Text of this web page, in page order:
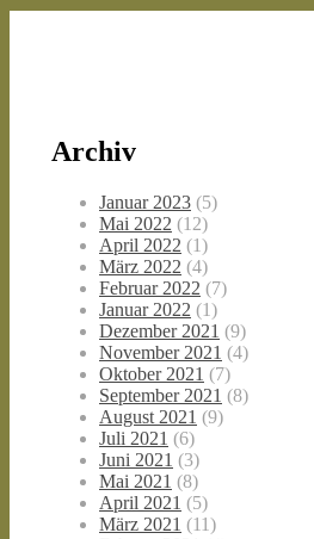
Archiv
Januar 2023 (5)
Mai 2022 (12)
April 2022 (1)
März 2022 (4)
Februar 2022 (7)
Januar 2022 (1)
Dezember 2021 (9)
November 2021 (4)
Oktober 2021 (7)
September 2021 (8)
August 2021 (9)
Juli 2021 (6)
Juni 2021 (3)
Mai 2021 (8)
April 2021 (5)
März 2021 (11)